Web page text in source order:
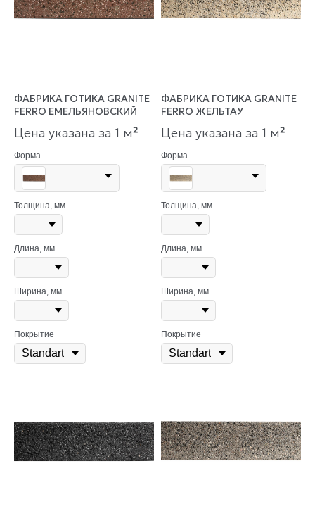
ФАБРИКА ГОТИКА GRANITE
FERRO ЕМЕЛЬЯНОВСКИЙ
Цена указана за 1 м²
Форма
Толщина, мм
Длина, мм
Ширина, мм
Покрытие
ФАБРИКА ГОТИКА GRANITE
FERRO ЖЕЛЬТАУ
Цена указана за 1 м²
Форма
Толщина, мм
Длина, мм
Ширина, мм
Покрытие